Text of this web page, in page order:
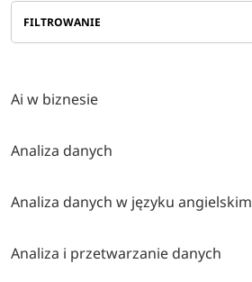
FILTROWANIE
Ai w biznesie
Analiza danych
Analiza danych w języku angielskim
Analiza i przetwarzanie danych